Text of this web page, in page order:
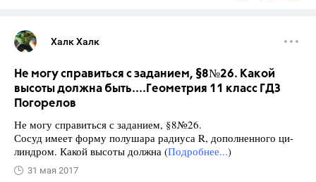
Халк Халк
Не могу справиться с заданием, §8№26. Какой
высоты должна быть....Геометрия 11 класс ГДЗ
Погорелов
Не могу справиться с заданием, §8№26.
Сосуд имеет форму полушара радиуса R, дополненного ци-
линдром. Какой высоты должна (Подробнее...)
31 мая 2017